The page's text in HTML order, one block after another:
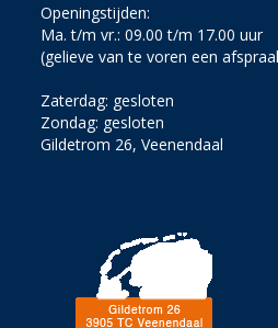
Openingstijden:
Ma. t/m vr.: 09.00 t/m 17.00 uur
(gelieve van te voren een
Zaterdag: gesloten
Zondag: gesloten
Gildetrom 26, Veenendaal